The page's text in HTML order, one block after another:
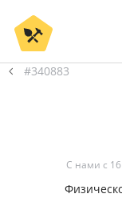
#340883
С нами с